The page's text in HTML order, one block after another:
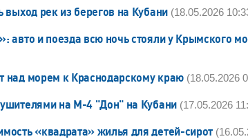
выход рек из берегов на Кубани (18.05.2026
авто и поезда всю ночь стояли у Крымского
над морем к Краснодарскому краю (18.05.2026
на М-4 "Дон" на Кубани (17.05.2026
«квадрата» жилья для детей-сирот